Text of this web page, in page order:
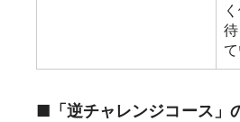
■「逆チャレンジコース」